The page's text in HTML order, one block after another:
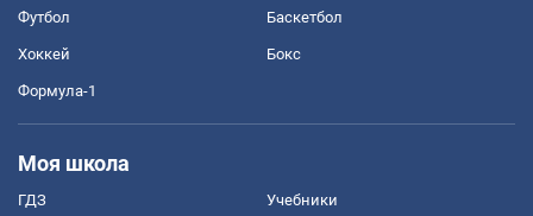
Футбол Баскетбол
Хоккей Бокс
Формула-1
Моя школа
ГДЗ Учебники